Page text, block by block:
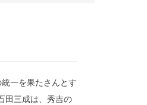
一を果たさんとす
田三成は、秀吉の